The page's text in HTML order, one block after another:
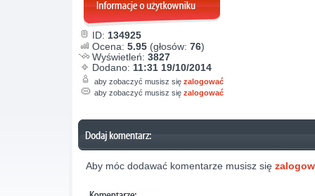
ID: 134925
Ocena: 5.95 (głosów: 76)
Wyświetleń: 3827
Dodano: 11:31 19/10/2014
aby zobaczyć musisz się zalogować
aby zobaczyć musisz się zalogować
Aby móc dodawać komentarze musisz się